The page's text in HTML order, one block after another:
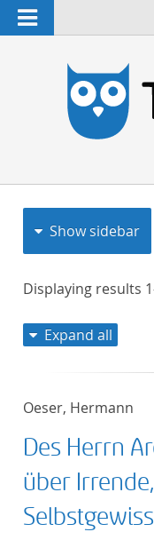
Navigation
Show sidebar
Displaying results
Expand all
Oeser, Hermann
Des Herrn
über